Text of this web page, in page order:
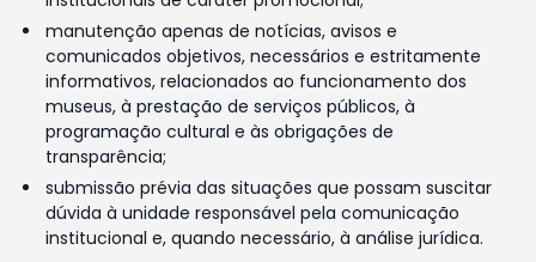
manutenção apenas de notícias, avisos e
comunicados objetivos, necessários e estritamente
informativos, relacionados ao funcionamento dos
museus, à prestação de serviços públicos, à
programação cultural e às obrigações de
transparência;
submissão prévia das situações que possam suscitar
dúvida à unidade responsável pela comunicação
institucional e, quando necessário, à análise jurídica.